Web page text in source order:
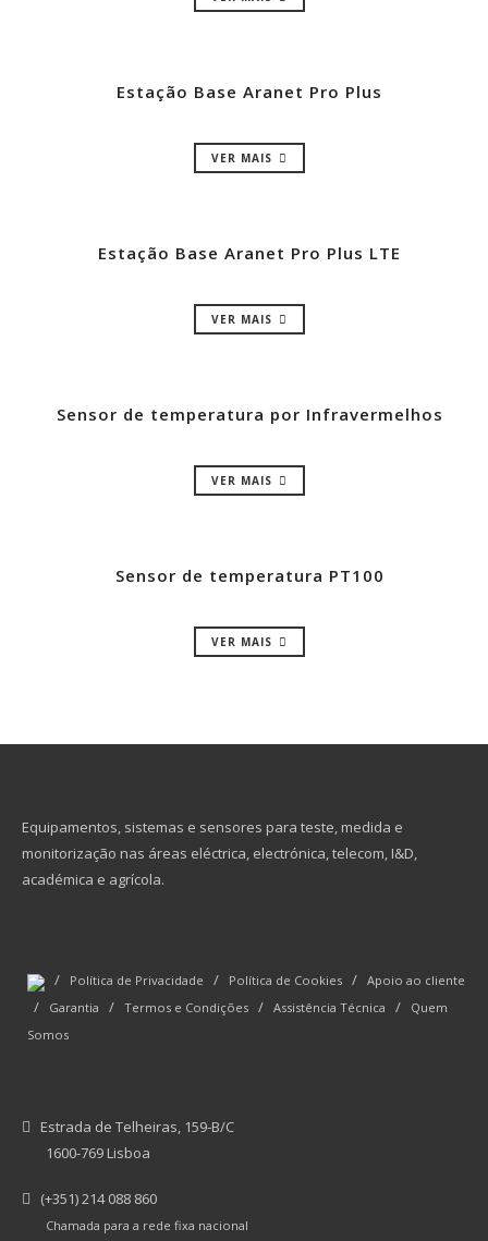
Estação Base Aranet Pro Plus
VER MAIS
Estação Base Aranet Pro Plus LTE
VER MAIS
Sensor de temperatura por Infravermelhos
VER MAIS
Sensor de temperatura PT100
VER MAIS
Equipamentos, sistemas e sensores para teste, medida e
monitorização nas áreas eléctrica, electrónica, telecom, I&D,
académica e agrícola.
/ Política de Privacidade / Política de Cookies / Apoio ao cliente
/ Garantia / Termos e Condições / Assistência Técnica /
Quem
Somos
Estrada de Telheiras, 159-B/C
1600-769 Lisboa
(+351) 214 088 860
Chamada para a rede fixa nacional